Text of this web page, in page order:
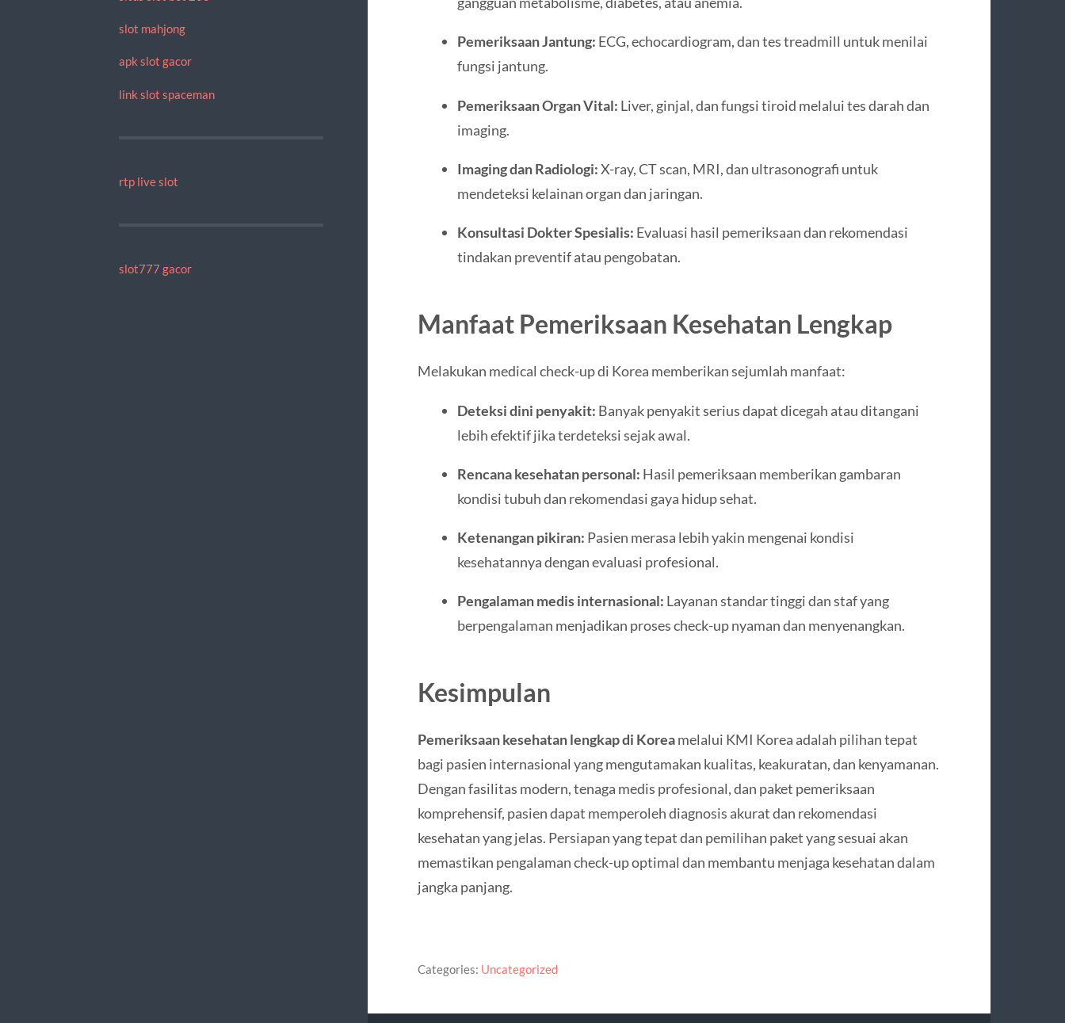
slot mahjong
apk slot gacor
link slot spaceman
rtp live slot
slot777 gacor
Pemeriksaan Jantung: ECG, echocardiogram, dan tes treadmill untuk menilai
fungsi jantung.
Pemeriksaan Organ Vital: Liver, ginjal, dan fungsi tiroid melalui tes darah dan
imaging.
Imaging dan Radiologi:X-ray, CT scan, MRI, dan ultrasonografi untuk
mendeteksi kelainan organ dan jaringan.
Konsultasi Dokter Spesialis: Evaluasi hasil pemeriksaan dan rekomendasi
tindakan preventif atau pengobatan.
Manfaat Pemeriksaan Kesehatan Lengkap
Melakukan medical check-up di Korea memberikan sejumlah manfaat:
Deteksi dini penyakit: Banyak penyakit serius dapat dicegah atau ditangani
lebih efektif jika terdeteksi sejak awal.
Rencana kesehatan personal: Hasil pemeriksaan memberikan gambaran
kondisi tubuh dan rekomendasi gaya hidup sehat.
Ketenangan pikiran: Pasien merasa lebih yakin mengenai kondisi
kesehatannya dengan evaluasi profesional.
Pengalaman medis internasional: Layanan standar tinggi dan staf yang
berpengalaman menjadikan proses check-up nyaman dan menyenangkan.
Kesimpulan
Pemeriksaan kesehatan lengkap di Koreamelalui KMI Korea adalah pilihan tepat
bagi pasien internasional yang mengutamakan kualitas, keakuratan, dan kenyamanan.
Dengan fasilitas modern, tenaga medis profesional, dan paket pemeriksaan
komprehensif, pasien dapat memperoleh diagnosis akurat dan rekomendasi
kesehatan yang jelas. Persiapan yang tepat dan pemilihan paket yang sesuai akan
memastikan pengalaman check-up optimal dan membantu menjaga kesehatan dalam
jangka panjang.
Categories: Uncategorized